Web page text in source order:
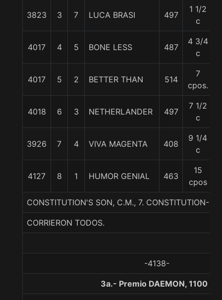
3823 3 7 LUCA BRASI 497
1 1/2
c
4017 4 5 BONE LESS 487
4 3/4
c
4017 5 2 BETTER THAN 514
7
cpos.
4018 6 3 NETHERLANDER 497
7 1/2
c
3926 7 4 VIVA MAGENTA 408
9 1/4
c
4127 8 1 HUMOR GENIAL 463
15
cpos
CONSTITUTION'S SON, C.M., 7. CONSTITUTION-
CORRIERON TODOS.
-4138-
3a.- Premio DAEMON, 1100